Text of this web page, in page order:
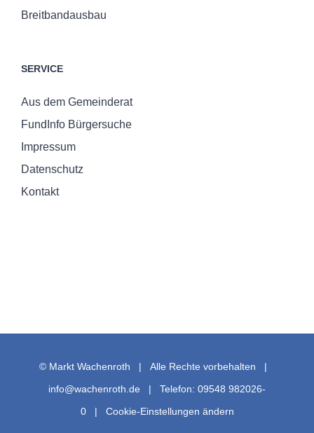
Breitbandausbau
SERVICE
Aus dem Gemeinderat
FundInfo Bürgersuche
Impressum
Datenschutz
Kontakt
© Markt Wachenroth | Alle Rechte vorbehalten |
info@wachenroth.de | Telefon: 09548 982026-
0 | Cookie-Einstellungen ändern